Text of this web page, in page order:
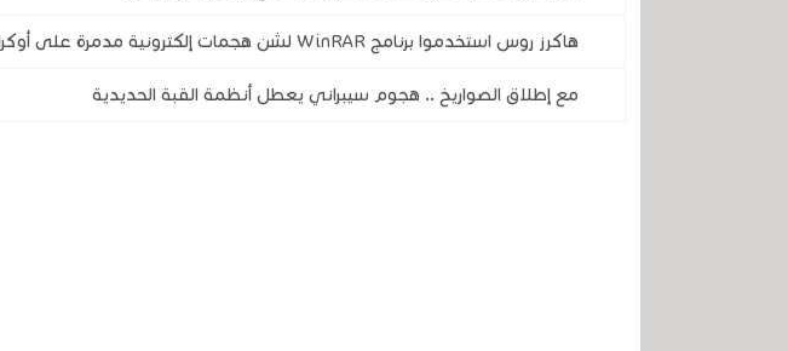
هاكرز روس استخدموا برنامج WinRAR لشن هجمات إلكترونية مدمرة على أوكرانيا
مع إطلاق الصواريخ .. هجوم سيبراني يعطل أنظمة القبة الحديدية